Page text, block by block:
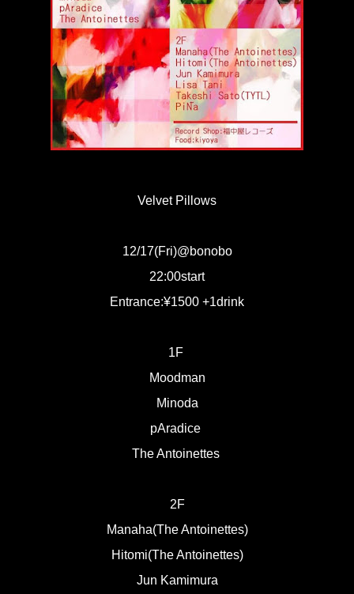
Velvet Pillows
12/17(Fri)@bonobo
22:00start
Entrance:¥1500 +1drink
1F
Moodman
Minoda
pAradice
The Antoinettes
2F
Manaha(The Antoinettes)
Hitomi(The Antoinettes)
Jun Kamimura